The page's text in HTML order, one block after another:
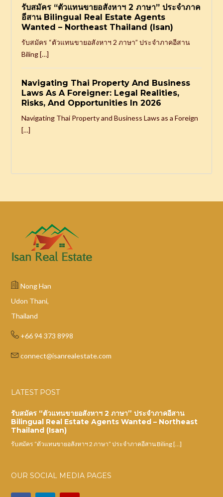
รับสมัคร “ตัวแทนขายอสังหาฯ 2 ภาษา” ประจำภาค
อีสาน Bilingual Real Estate Agents
Wanted – Northeast Thailand (Isan)
รับสมัคร “ตัวแทนขายอสังหาฯ 2 ภาษา” ประจำภาคอีสาน
Biling […]
Navigating Thai Property And Business
Laws As A Foreigner: Legal Realities,
Risks, And Opportunities In 2026
Navigating Thai Property and Business Laws as a Foreign
[…]
Nong Han
Udon Thani,
Thailand
+66 94 373 8998
connect@isanrealestate.com
LATEST POST
รับสมัคร “ตัวแทนขายอสังหาฯ 2 ภาษา” ประจำภาคอีสาน
Bilingual Real Estate Agents Wanted – Northeast
Thailand (Isan)
รับสมัคร “ตัวแทนขายอสังหาฯ 2 ภาษา” ประจำภาคอีสาน Biling […]
OUR SOCIAL MEDIA PAGES